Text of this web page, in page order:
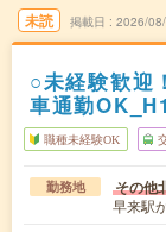
未読 掲載日 2026/
○未経験歓迎
車通勤
職種未経験OK
勤務地 その他
早来駅